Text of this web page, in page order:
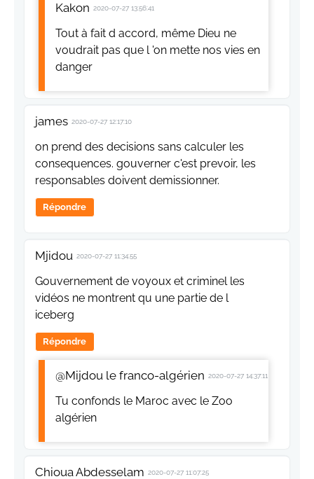
Kakon 2020-07-27 13:56:41
Tout à fait d accord, même Dieu ne
voudrait pas que l 'on mette nos vies en
danger
james 2020-07-27 12:17:10
on prend des decisions sans calculer les
consequences. gouverner c'est prevoir, les
responsables doivent demissionner.
Répondre
Mjidou 2020-07-27 11:34:55
Gouvernement de voyoux et criminel les
vidéos ne montrent qu une partie de l
iceberg
Répondre
@Mijdou le franco-algérien 2020-07-27 14:37:11
Tu confonds le Maroc avec le Zoo
algérien
Chioua Abdesselam 2020-07-27 11:07:25